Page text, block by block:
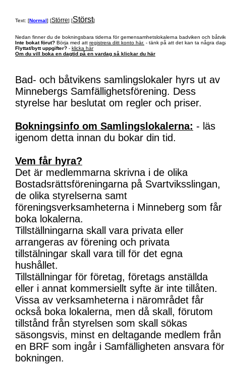
Text: [Normal] [Större] [Störst]
Nedan finner du de bokningsbara tiderna för gemensamhetslokalerna badviken och
Inte bokat förut? Börja med att registrera ditt konto här. - tänk på att det kan ta några
Flyttat/bytt uppgifter? - klicka här
Om du vill boka en dagtid på en vardag så klickar du här
Bad- och båtvikens samlingslokaler hyrs ut av
Minnebergs Samfällighetsförening. Dess
styrelse har beslutat om regler och priser.
Bokningsinfo om Samlingslokalerna: - läs
igenom detta innan du bokar din tid.
Vem får hyra?
Det är medlemmarna skrivna i de olika
Bostadsrättsföreningarna på Svartviksslingan,
de olika styrelserna samt
föreningsverksamheterna i Minneberg som får
boka lokalerna.
Tillställningarna skall vara privata eller
arrangeras av förening och privata
tillstälningar skall vara till för det egna
hushållet.
Tillställningar för företag, företags anställda
eller i annat kommersiellt syfte är inte tillåten.
Vissa av verksamheterna i närområdet får
också boka lokalerna, men då skall, förutom
tillstånd från styrelsen som skall sökas
säsongsvis, minst en deltagande medlem från
en BRF som ingår i Samfälligheten ansvara för
bokningen.